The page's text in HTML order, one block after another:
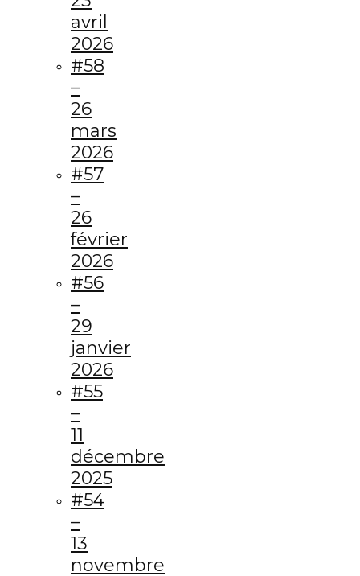
avril
2026
#58
–
26
mars
2026
#57
–
26
février
2026
#56
–
29
janvier
2026
#55
–
11
décembre
2025
#54
–
13
novembre